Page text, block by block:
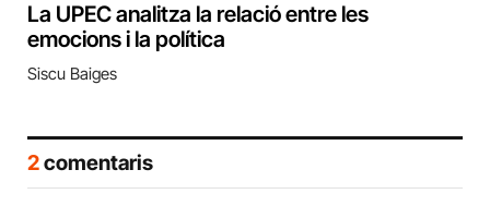
La UPEC analitza la relació entre les
emocions i la política
Siscu Baiges
2comentaris